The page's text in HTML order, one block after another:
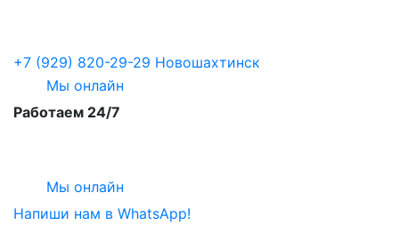
+7 (929) 820-29-29 Новошахтинск
Мы онлайн
Работаем 24/7
Мы онлайн
Напиши нам в WhatsApp!